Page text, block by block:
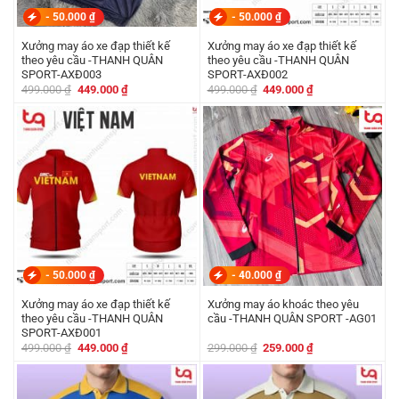
- 50.000 ₫
Xưởng may áo xe đạp thiết kế
theo yêu cầu -THANH QUÂN
SPORT-AXĐ003
499.000₫ Giá
là:
499.000 ₫.
449.000 ₫Giá
hiện
tại
là:
449.000 ₫.
- 50.000 ₫
Xưởng may áo xe đạp thiết kế
theo yêu cầu -THANH QUÂN
SPORT-AXĐ002
499.000₫ Giá
là:
499.000 ₫.
449.000₫Giá
tại
là:
449.000 ₫.
- 50.000 ₫
Xưởng may áo xe đạp thiết kế
theo yêu cầu -THANH QUÂN
SPORT-AXĐ001
499.000₫ Giá
là:
499.000 ₫.
449.000 ₫Giá
hiện
tại
là:
449.000 ₫.
- 40.000 ₫
Xưởng may áo khoác theo yêu
cầu -THANH QUÂN SPORT -AG01
299.000₫ Giá
là:
299.000 ₫.
259.000₫Giá
tại
là:
259.000 ₫.